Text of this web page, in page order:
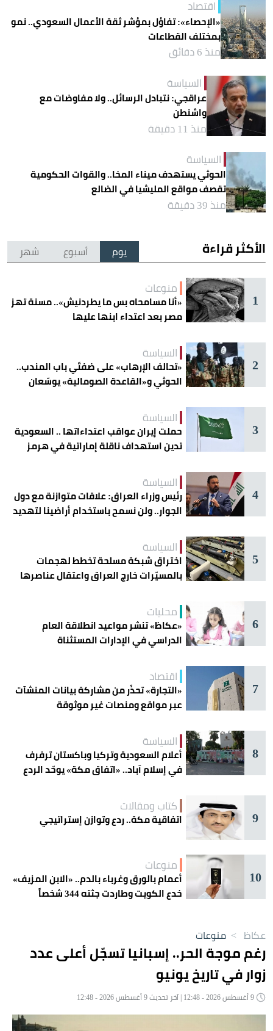
اقتصاد
«الإحصاء»: تفاؤل بمؤشر ثقة الأعمال السعودي.. نمو
بمختلف القطاعات
منذ 6 دقائق
السياسة
عراقجي: نتبادل الرسائل.. ولا مفاوضات مع
واشنطن
منذ 11 دقيقة
السياسة
الحوثي يستهدف ميناء المخا.. والقوات الحكومية
تقصف مواقع المليشيا في الضالع
منذ 39 دقيقة
الأكثر قراءة يوم أسبوع شهر
1
منوعات
«أنا مسامحاه بس ما يطردنيش».. مسنة تهز
مصر بعد اعتداء ابنها عليها
2
السياسة
«تحالف الإرهاب» على ضفتَي باب المندب..
الحوثي و«القاعدة الصومالية» يوسّعان
3
السياسة
حملت إيران عواقب اعتداءاتها .. السعودية
تدين استهداف ناقلة إماراتية في هرمز
4
السياسة
رئيس وزراء العراق: علاقات متوازنة مع دول
الجوار.. ولن نسمح باستخدام أراضينا لتهديد
5
السياسة
اختراق شبكة مسلحة تخطط لهجمات
بالمسيّرات خارج العراق واعتقال عناصرها
6
محليات
«عكاظ» تنشر مواعيد انطلاقة العام
الدراسي في الإدارات المستثناة
7
اقتصاد
«التجارة» تحذّر من مشاركة بيانات المنشآت
عبر مواقع ومنصات غير موثوقة
8
السياسة
أعلام السعودية وتركيا وباكستان ترفرف
في إسلام آباد.. «اتفاق مكة» يوحّد الردع
9
كتاب ومقالات
اتفاقية مكة.. ردع وتوازن إستراتيجي
10
منوعات
أعمام بالورق وغرباء بالدم.. «الابن المزيف»
خدع الكويت وطاردت جثته 344 شخصاً
عكاظ > منوعات
رغم موجة الحر.. إسبانيا تسجّل أعلى عدد
زوار في تاريخ يونيو